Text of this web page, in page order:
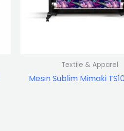
Textile & Apparel
Mesin Sublim Mimaki